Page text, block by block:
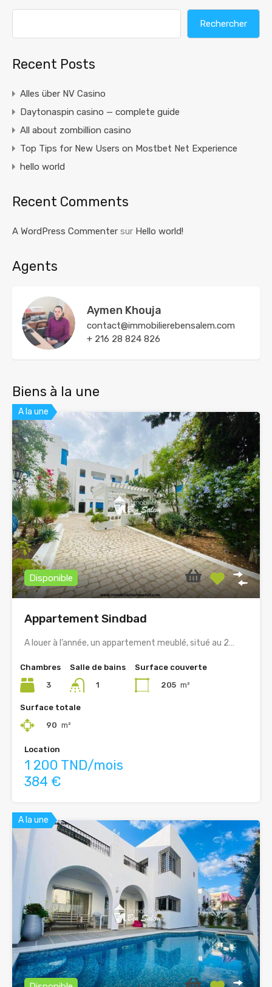
Rechercher
Recent Posts
Alles über NV Casino
Daytonaspin casino — complete guide
All about zombillion casino
Top Tips for New Users on Mostbet Net Experience
hello world
Recent Comments
A WordPress Commenter sur Hello world!
Agents
Aymen Khouja
contact@immobilierebensalem.com
+ 216 28 824 826
Biens à la une
A la une
Disponible
Appartement Sindbad
A louer à l’année, un appartement meublé, situé au 2…
Chambres
3
Salle de bains
1
Surface couverte
205 m²
Surface totale
90 m²
Location
1 200 TND/mois
384 €
A la une